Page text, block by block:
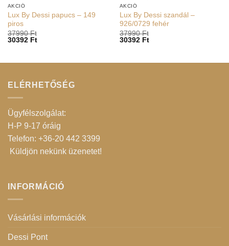
AKCIÓ
Lux By Dessi papucs – 149
piros
37990Ft
30392 Ft
AKCIÓ
Lux By Dessi szandál –
926/0729 fehér
37990Ft
30392 Ft
ELÉRHETŐSÉG
Ügyfélszolgálat:
H-P 9-17 óráig
Telefon: +36-20 442 3399
Küldjön nekünk üzenetet!
INFORMÁCIÓ
Vásárlási információk
Dessi Pont